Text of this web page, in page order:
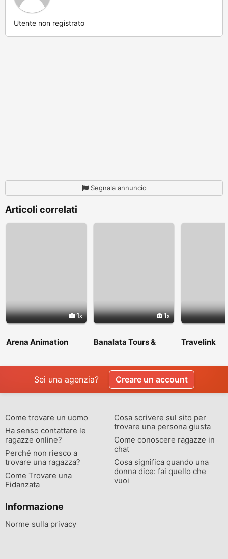
Utente non registrato
Segnala annuncio
Articoli correlati
1
Arena Animation
1
Banalata Tours &
Travelink
Sei una agenzia? Creare un account
Come trovare un uomo
Ha senso contattare le
ragazze online?
Perché non riesco a
trovare una ragazza?
Come Trovare una
Fidanzata
Cosa scrivere sul sito per
trovare una persona giusta
Come conoscere ragazze in
chat
Cosa significa quando una
donna dice: fai quello che
vuoi
Informazione
Norme sulla privacy